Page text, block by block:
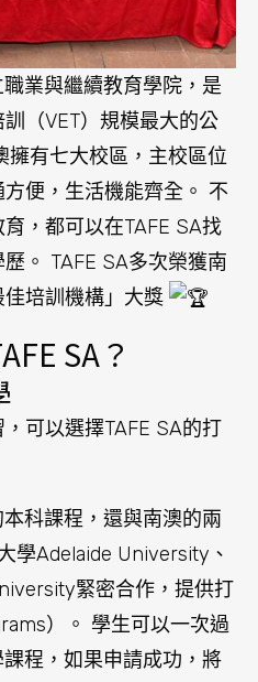
業與繼續教育學院，是
（VET）規模最大的公
擁有七大校區，主校區位
便，生活機能齊全。 不
，都可以在TAFE SA找
。 TAFE SA多次榮獲南
培訓機構」大獎
SA？
可以選擇TAFE SA的打
科課程，還與南澳的兩
學Adelaide University、
緊密合作，提供打
）。 學生可以一次過
程，如果申請成功，將